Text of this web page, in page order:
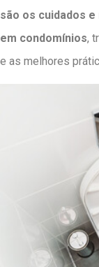
são os cuidados
em condomínios,
e as melhores